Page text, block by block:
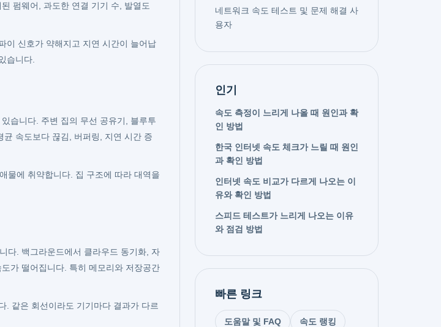
펌웨어, 과도한 연결 기기 수, 발열도
이 신호가 약해지고 지연 시간이 늘어납
습니다.
습니다. 주변 집의 무선 공유기, 블루투
속도보다 끊김, 버퍼링, 지연 시간 증
물에 취약합니다. 집 구조에 따라 대역을
다. 백그라운드에서 클라우드 동기화, 자
가 떨어집니다. 특히 메모리와 저장공간
. 같은 회선이라도 기기마다 결과가 다르
네트워크 속도 테스트 및 문제 해결 사
용자
인기
속도 측정이 느리게 나올 때 원인과 확
인 방법
한국 인터넷 속도 체크가 느릴 때 원인
과 확인 방법
인터넷 속도 비교가 다르게 나오는 이
유와 확인 방법
스피드 테스트가 느리게 나오는 이유
와 점검 방법
빠른 링크
도움말 및 FAQ 속도 랭킹